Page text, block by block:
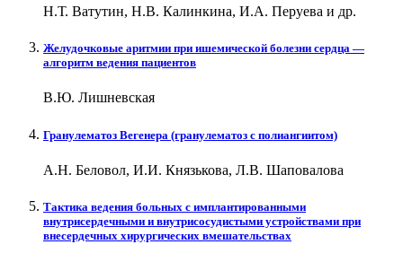
Н.Т. Ватутин, Н.В. Калинкина, И.А. Перуева и др.
Желудочковые аритмии при ишемической болезни сердца —
алгоритм ведения пациентов
В.Ю. Лишневская
Гранулематоз Вегенера (гранулематоз с полиангиитом)
А.Н. Беловол, И.И. Князькова, Л.В. Шаповалова
Тактика ведения больных с имплантированными
внутрисердечными и внутрисосудистыми устройствами при
внесердечных хирургических вмешательствах